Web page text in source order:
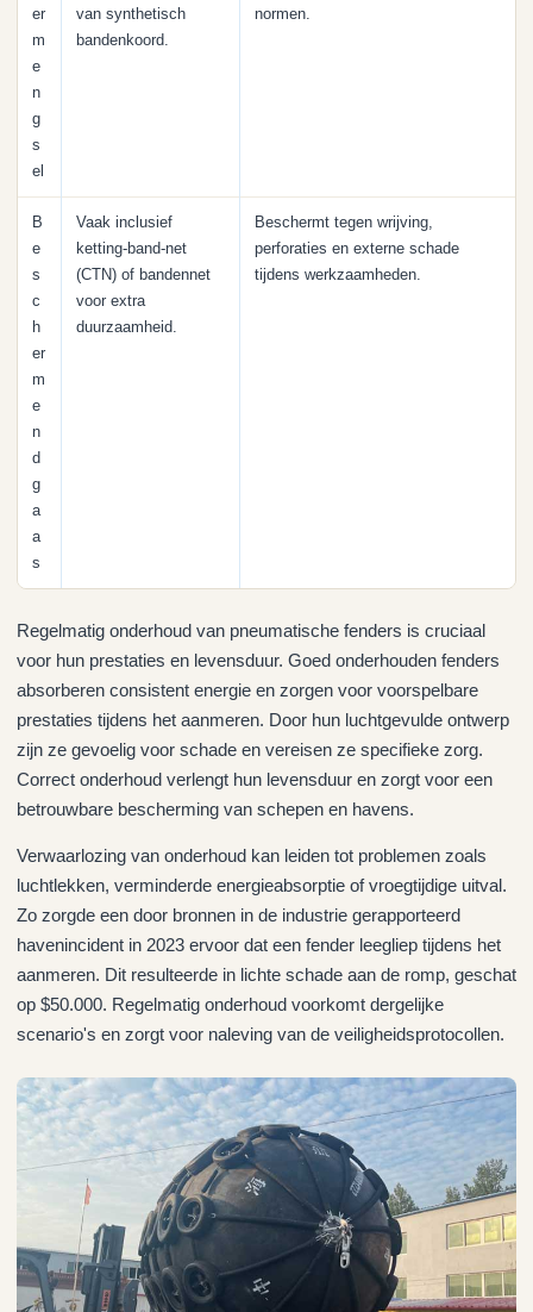
er
m
e
n
g
s
el
van synthetisch
bandenkoord.
normen.
B
e
s
c
h
er
m
e
n
d
g
a
a
s
Vaak inclusief
ketting-band-net
(CTN) of bandennet
voor extra
duurzaamheid.
Beschermt tegen wrijving,
perforaties en externe schade
tijdens werkzaamheden.
Regelmatig onderhoud van pneumatische fenders is cruciaal
voor hun prestaties en levensduur. Goed onderhouden fenders
absorberen consistent energie en zorgen voor voorspelbare
prestaties tijdens het aanmeren. Door hun luchtgevulde ontwerp
zijn ze gevoelig voor schade en vereisen ze specifieke zorg.
Correct onderhoud verlengt hun levensduur en zorgt voor een
betrouwbare bescherming van schepen en havens.
Verwaarlozing van onderhoud kan leiden tot problemen zoals
luchtlekken, verminderde energieabsorptie of vroegtijdige uitval.
Zo zorgde een door bronnen in de industrie gerapporteerd
havenincident in 2023 ervoor dat een fender leegliep tijdens het
aanmeren. Dit resulteerde in lichte schade aan de romp, geschat
op $50.000. Regelmatig onderhoud voorkomt dergelijke
scenario's en zorgt voor naleving van de veiligheidsprotocollen.